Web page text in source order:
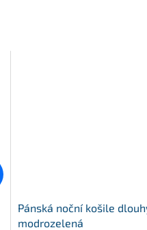
Pánská noční košile
modrozelená